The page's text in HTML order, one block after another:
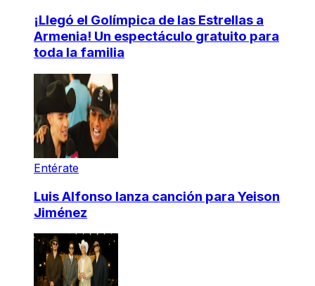
¡Llegó el Golímpica de las Estrellas a
Armenia! Un espectáculo gratuito para
toda la familia
Entérate
Luis Alfonso lanza canción para Yeison
Jiménez